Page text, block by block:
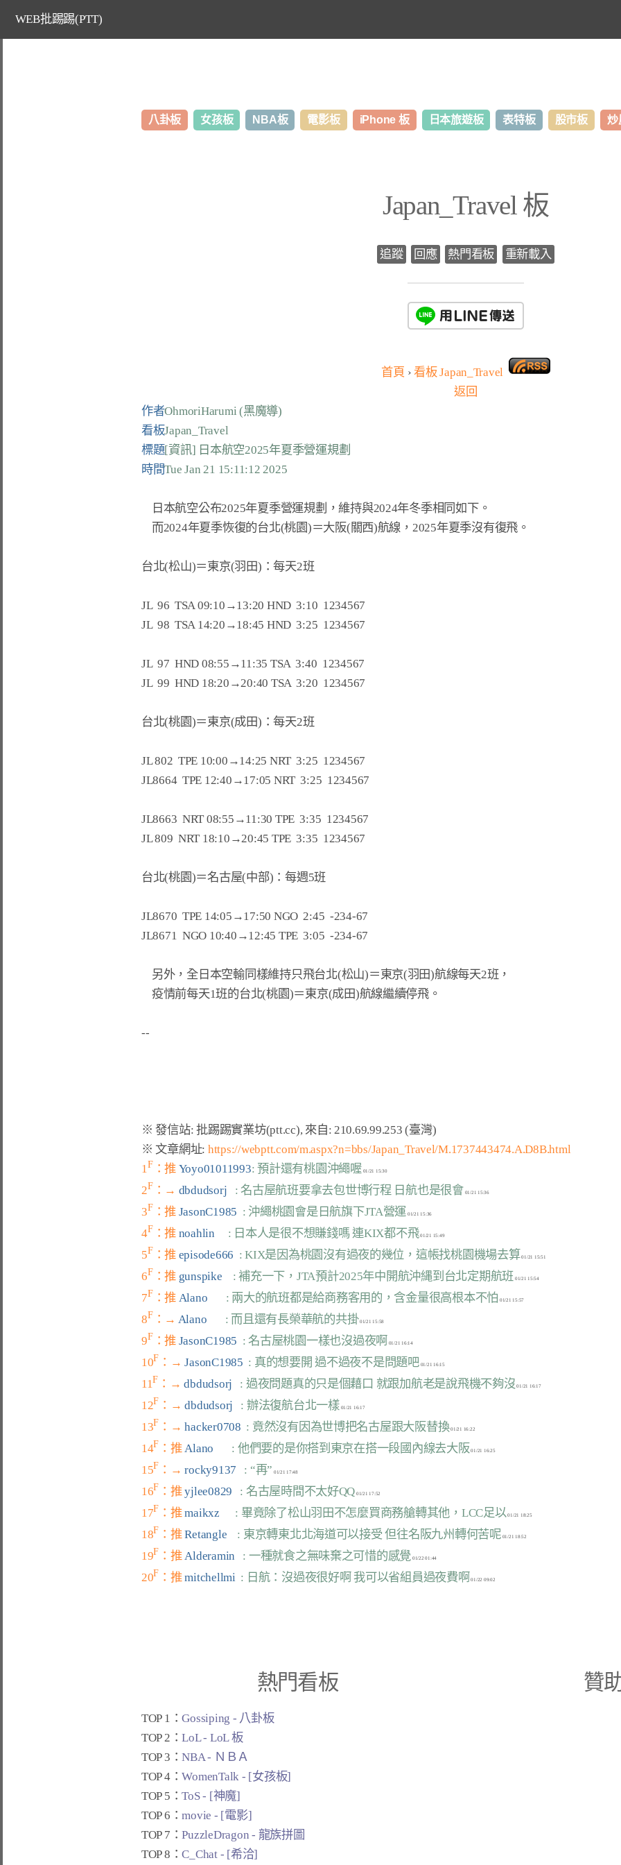
WEB批踢踢(PTT)
八卦板 女孩板 NBA板 電影板 iPhone 板 日本旅遊板 表特板 股市板 炒
Japan_Travel 板
追蹤 回應 熱門看板 重新載入
首頁 › 看板Japan_Travel
返回
作者OhmoriHarumi (黑魔導)
看板Japan_Travel
標題[資訊] 日本航空2025年夏季營運規劃
時間Tue Jan 21 15:11:12 2025
台北(松山)＝東京(羽田)：每天2班
JL  96  TSA 09:10→13:20 HND  3:10  1234567
JL  98  TSA 14:20→18:45 HND  3:25  1234567
JL  97  HND 08:55→11:35 TSA  3:40  1234567
JL  99  HND 18:20→20:40 TSA  3:20  1234567
台北(桃園)＝東京(成田)：每天2班
JL 802  TPE 10:00→14:25 NRT  3:25  1234567
JL8664  TPE 12:40→17:05 NRT  3:25  1234567
JL8663  NRT 08:55→11:30 TPE  3:35  1234567
JL 809  NRT 18:10→20:45 TPE  3:35  1234567
台北(桃園)＝名古屋(中部)：每週5班
JL8670  TPE 14:05→17:50 NGO  2:45  -234-67
JL8671  NGO 10:40→12:45 TPE  3:05  -234-67
※ 文章網址: https://webptt.com/m.aspx?n=bbs/Japan_Travel/M.1737443474.A.D8B.html
1 F ：推 Yoyo01011993: 預計還有桃園沖繩喔 01/21 15:30
2F ：→ dbdudsorj : 名古屋航班要拿去包世博行程 日航也是很會 01/21 15:36
3F ：推 JasonC1985 : 沖繩桃園會是日航旗下JTA營運
4F ：推 noahlin : 日本人是很不想賺錢嗎 連KIX都不飛 01/21 15:49
5F ：推 episode666 : KIX是因為桃園沒有過夜的幾位，這帳找桃園機場去算
6F ：推 gunspike : 補充一下，JTA預計2025年中開航沖縄到台北定期航班 01/21 15:54
7F ：推 Alano : 兩大的航班都是給商務客用的，含金量很高根本不怕
8F ：→ Alano : 而且還有長榮華航的共掛
9F ：推 JasonC1985 : 名古屋桃園一樣也沒過夜啊 01/21 16:14
10F ：→ JasonC1985 : 真的想要開 過不過夜不是問題吧 01/21 16:15
11F ：→ dbdudsorj : 過夜問題真的只是個藉口 就跟加航老是說飛機不夠沒 01/21 16:17
12F ：→ dbdudsorj : 辦法復航台北一樣 01/21 16:17
13F ：→ hacker0708 : 竟然沒有因為世博把名古屋跟大阪替換
14F ：推 Alano : 他們要的是你搭到東京在搭一段國內線去大阪 01/21 16:25
15F ：→ rocky9137 : “再” 01/21 17:48
16F ：推 yjlee0829 : 名古屋時間不太好QQ
17F ：推 maikxz : 畢竟除了松山羽田不怎麼買商務艙轉其他，LCC足以 01/21 18:25
18F ：推 Retangle : 東京轉東北北海道可以接受 但往名阪九州轉何苦呢
19F ：推 Alderamin : 一種就食之無味棄之可惜的感覺
20F ：推 mitchellmi : 日航：沒過夜很好啊 我可以省組員過夜費啊
熱門看板
TOP 1：Gossiping - 八卦板
TOP 2：LoL - LoL 板
TOP 3：NBA - ＮＢＡ
TOP 4：WomenTalk - [女孩板]
TOP 5：ToS - [神魔]
TOP 6：movie - [電影]
TOP 7：PuzzleDragon - 龍族拼圖
TOP 8：C_Chat - [希洽]
贊